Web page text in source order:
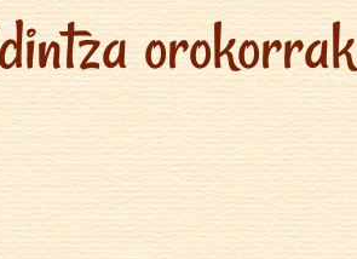
orokorrak